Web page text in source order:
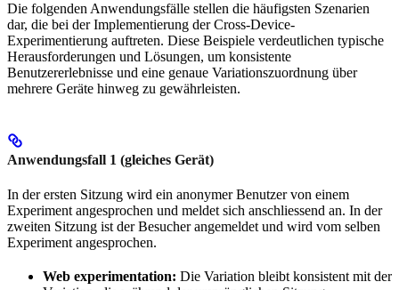
Die folgenden Anwendungsfälle stellen die häufigsten Szenarien
dar, die bei der Implementierung der Cross-Device-
Experimentierung auftreten. Diese Beispiele verdeutlichen typische
Herausforderungen und Lösungen, um konsistente
Benutzererlebnisse und eine genaue Variationszuordnung über
mehrere Geräte hinweg zu gewährleisten.
Anwendungsfall 1 (gleiches Gerät)
In der ersten Sitzung wird ein anonymer Benutzer von einem
Experiment angesprochen und meldet sich anschliessend an. In der
zweiten Sitzung ist der Besucher angemeldet und wird vom selben
Experiment angesprochen.
Web experimentation: Die Variation bleibt konsistent mit der